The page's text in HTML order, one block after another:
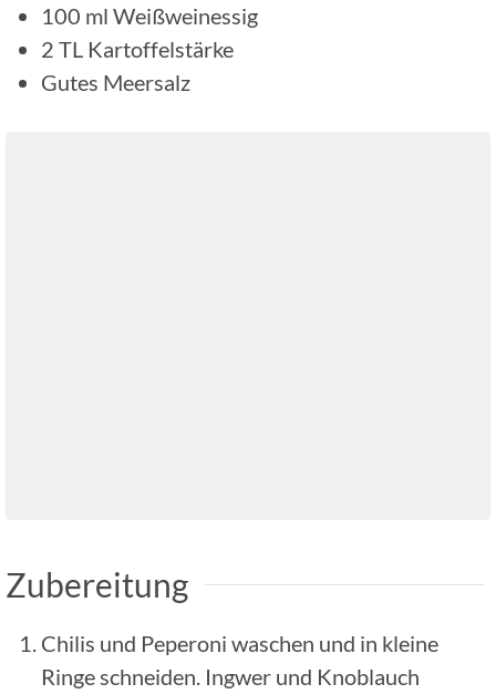
100 ml Weißweinessig
2 TL Kartoffelstärke
Gutes Meersalz
Zubereitung
Chilis und Peperoni waschen und in kleine
Ringe schneiden. Ingwer und Knoblauch